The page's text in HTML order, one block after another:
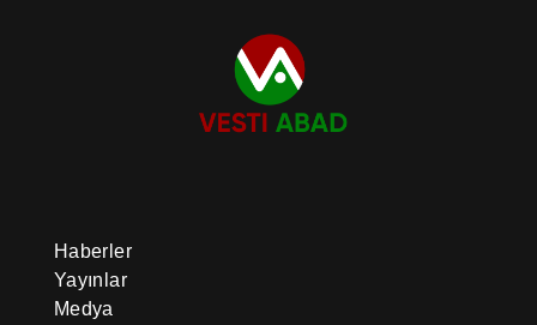
Haberler
Yayınlar
Medya